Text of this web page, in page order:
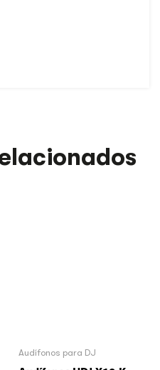
Audífonos para DJ